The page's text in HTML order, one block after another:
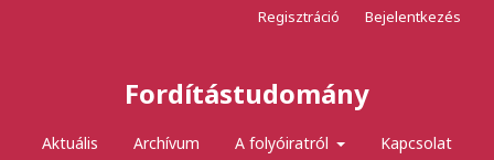
Fordítástudomány
Aktuális Archívum A folyóiratról Kapcsolat
Regisztráció Bejelentkezés